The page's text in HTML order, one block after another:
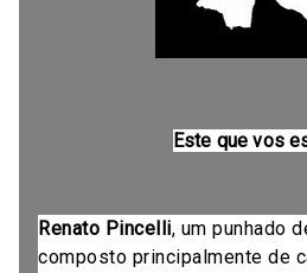
Este que vos
Renato Pincelli, um punhado
composto principalmente de